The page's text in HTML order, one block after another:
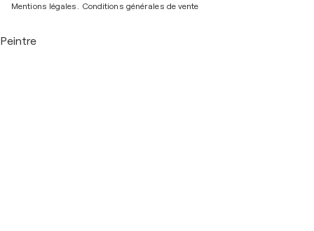
Mentions légales. Conditions générales de vente
Peintre